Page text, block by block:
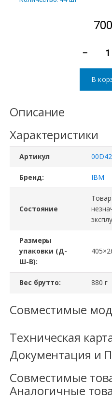
−
IBM
x3550
M4
В
Описание
Характеристики
Артикул
Бренд: IBM
Состояние
Размеры
упаковки (Д-
Ш-В):
Вес брутто: 880 г
Совместимые
Техническая
Документация и
Совместимые
Аналогичные